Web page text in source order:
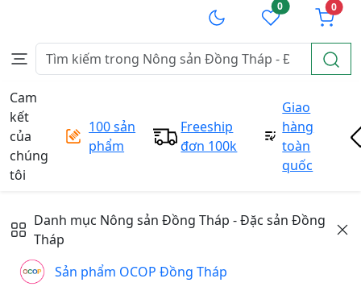
0 0
Cam
kết
của
chúng
tôi
100 sản
phẩm
Freeship
đơn 100k
Giao
hàng
toàn
quốc
Danh mục Nông sản Đồng Tháp - Đặc sản Đồng
Tháp
Sản phẩm OCOP Đồng Tháp